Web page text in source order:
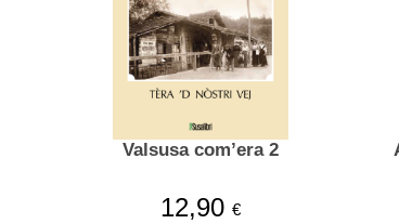
Valsusa com’era 2
12,90€